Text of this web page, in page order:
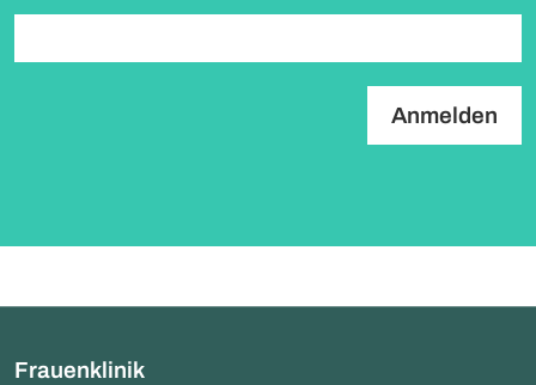
Frauenklinik